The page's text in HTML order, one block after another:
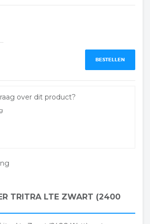
BESTELLEN
over dit product?
TRITRA LTE ZWART (2400